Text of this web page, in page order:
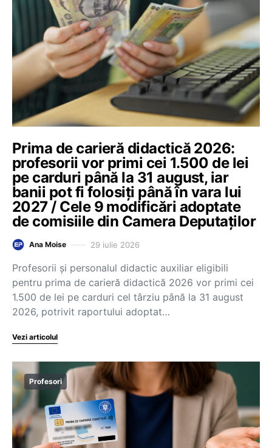
Prima de carieră didactică 2026:
profesorii vor primi cei 1.500 de lei
pe carduri până la 31 august, iar
banii pot fi folosiți până în vara lui
2027 / Cele 9 modificări adoptate
de comisiile din Camera Deputaților
Ana Moise 29 iulie 2026
Profesorii și personalul didactic auxiliar eligibili
pentru prima de carieră didactică 2026 vor primi cei
1.500 de lei pe carduri cel târziu până la 31 august
2026, potrivit raportului adoptat…
Vezi articolul
Profesori